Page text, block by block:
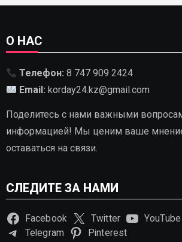
О НАС
Телефон: 8 747 909 2424
Email: korday24.kz@gmail.com
Поделитесь с нами важными
информацией! Мы ценим ваше
оставаться на связи.
СЛЕДИТЕ ЗА НАМИ
Facebook Twitter YouTube
Telegram
Pinterest